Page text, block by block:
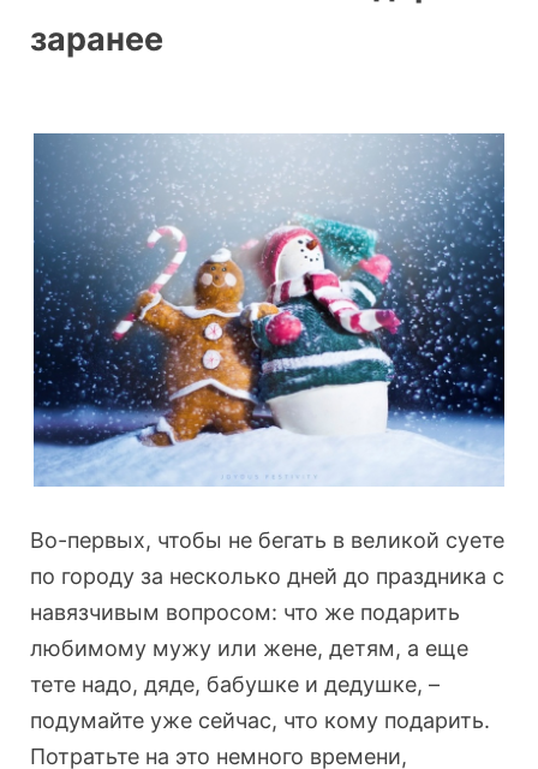
заранее
Во-первых, чтобы не бегать в великой суете
по городу за несколько дней до праздника с
навязчивым вопросом: что же подарить
любимому мужу или жене, детям, а еще
тете надо, дяде, бабушке и дедушке, –
подумайте уже сейчас, что кому подарить.
Потратьте на это немного времени,